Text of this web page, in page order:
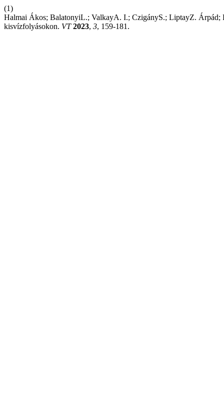
(1)
Halmai Ákos; BalatonyiL.; ValkayA. I.; CzigányS.; LiptayZ. Árpád;
kisvízfolyásokon. VT 2023, 3, 159-181.